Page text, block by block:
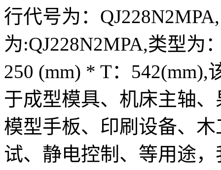
行代号为：
为:QJ228N2MPA,类型为
250 (mm) * T：
于成型模具、机床主轴
模型手板、印刷设备、
试、静电控制、等用途，